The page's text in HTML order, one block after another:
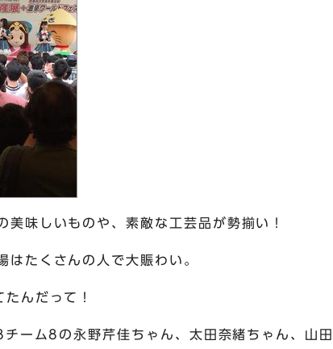
美味しいものや、素敵な工芸品が勢揃い！
はたくさんの人で大賑わい。
んだって！
ーム8の永野芹佳ちゃん、太田奈緒ちゃん、山